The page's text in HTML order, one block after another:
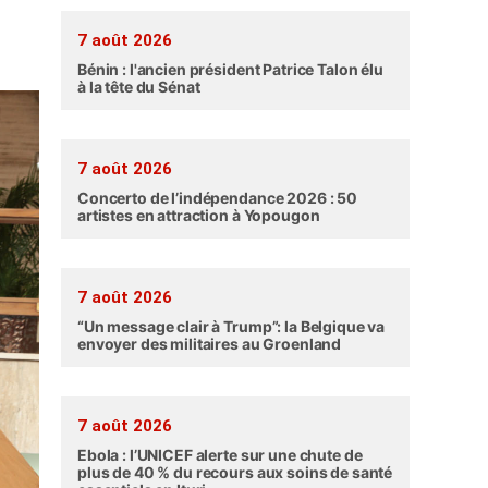
7 août 2026
Bénin : l'ancien président Patrice Talon élu
à la tête du Sénat
7 août 2026
Concerto de l’indépendance 2026 : 50
artistes en attraction à Yopougon
7 août 2026
“Un message clair à Trump”: la Belgique va
envoyer des militaires au Groenland
7 août 2026
Ebola : l’UNICEF alerte sur une chute de
plus de 40 % du recours aux soins de santé